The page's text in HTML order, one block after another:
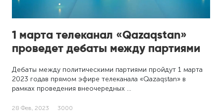
1 марта телеканал «Qazaqstan»
проведет дебаты между партиями
Дебаты между политическими партиями пройдут 1 марта
2023 годав прямом эфире телеканала «Qazaqstan» в
рамках проведения внеочередных …
28 Фев, 2023 3000